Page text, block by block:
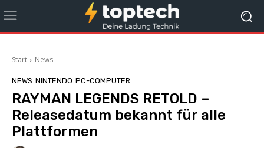
Start News
NEWS NINTENDO PC-COMPUTER
RAYMAN LEGENDS RETOLD –
Releasedatum bekannt für alle
Plattformen